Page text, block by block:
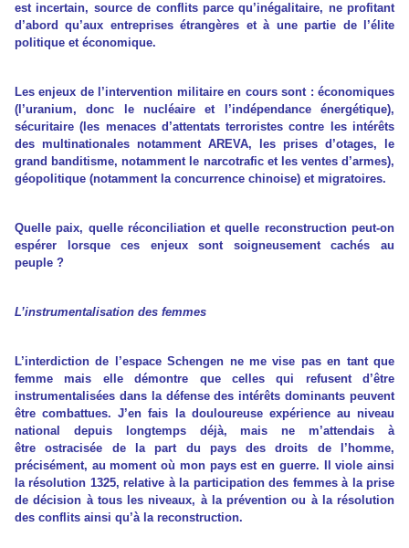
est incertain, source de conflits parce qu’inégalitaire, ne profitant
d’abord qu’aux entreprises étrangères et à une partie de l’élite
politique et économique.
Les enjeux de l’intervention militaire en cours sont : économiques
(l’uranium, donc le nucléaire et l’indépendance énergétique),
sécuritaire (les menaces d’attentats terroristes contre les intérêts
des multinationales notamment AREVA, les prises d’otages, le
grand banditisme, notamment le narcotrafic et les ventes d’armes),
géopolitique (notamment la concurrence chinoise) et migratoires.
Quelle paix, quelle réconciliation et quelle reconstruction peut-on
espérer lorsque ces enjeux sont soigneusement cachés au
peuple ?
L’instrumentalisation des femmes
L’interdiction de l’espace Schengen ne me vise pas en tant que
femme mais elle démontre que celles qui refusent d’être
instrumentalisées dans la défense des intérêts dominants peuvent
être combattues. J’en fais la douloureuse expérience au niveau
national depuis longtemps déjà, mais ne m’attendais à
être ostracisée de la part du pays des droits de l’homme,
précisément, au moment où mon pays est en guerre. Il viole ainsi
la résolution 1325, relative à la participation des femmes à la prise
de décision à tous les niveaux, à la prévention ou à la résolution
des conflits ainsi qu’à la reconstruction.